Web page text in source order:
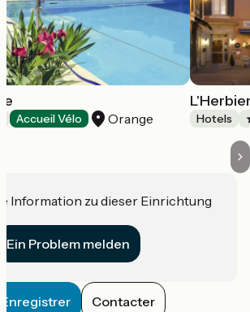
Accueil Vélo Orange Hotels
Information zu dieser Einrichtung
Ein Problem melden
Enregistrer Contacter